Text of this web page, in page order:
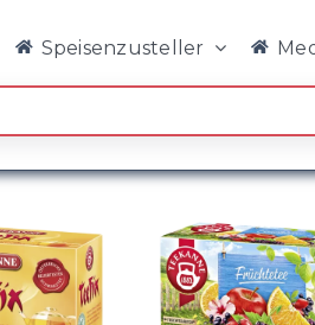
Speisenzusteller